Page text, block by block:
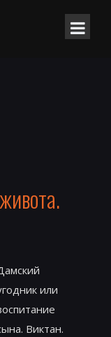
или
Виктан.